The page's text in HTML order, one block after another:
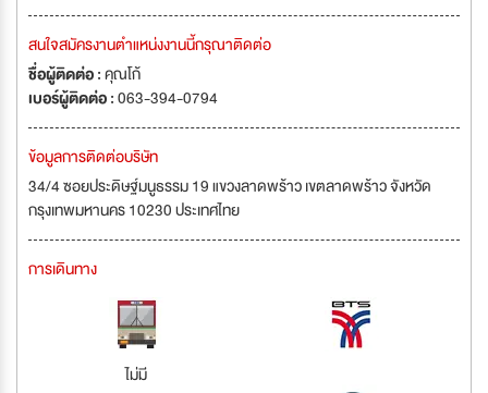
สนใจสมัครงานตำแหน่งงานนี้กรุณาติดต่อ
ชื่อผู้ติดต่อ :คุณโก้
เบอร์ผู้ติดต่อ :063-394-0794
ข้อมูลการติดต่อบริษัท
34/4 ซอยประดิษฐ์มนูธรรม 19 แขวงลาดพร้าว เขตลาดพร้าว จังหวัด
กรุงเทพมหานคร 10230 ประเทศไทย
การเดินทาง
ไม่มี